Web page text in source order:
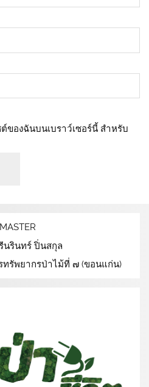
ของฉันบนเบราว์เซอร์นี้ สำหรับ
นรินทร์ ปิ่นสกุล
ทรัพยากรป่าไม้ที่ ๗ (ขอนแก่น)